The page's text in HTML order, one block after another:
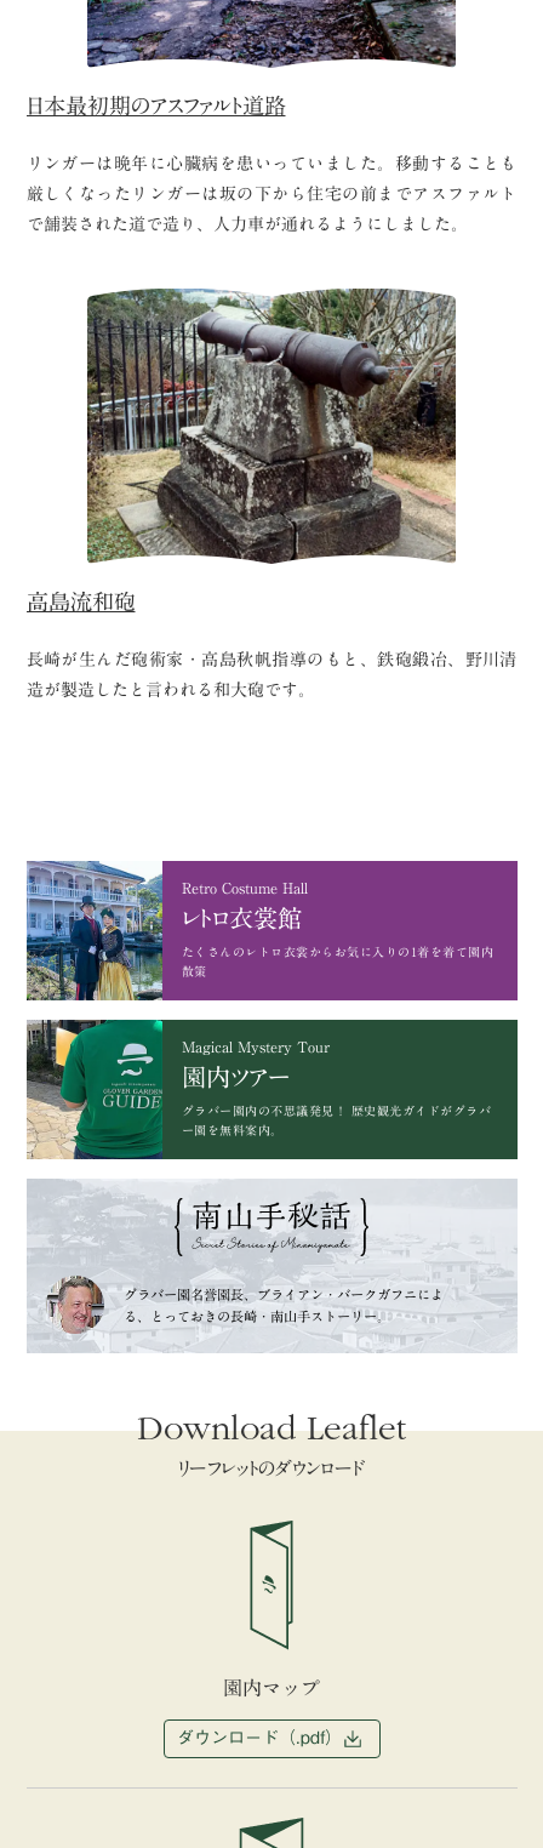
日本最初期のアスファルト道路
リンガーは晩年に心臓病を患いっていました。移動することも
厳しくなったリンガーは坂の下から住宅の前までアスファルト
で舗装された道で造り、人力車が通れるようにしました。
高島流和砲
長崎が生んだ砲術家・高島秋帆指導のもと、鉄砲鍛冶、野川清
造が製造したと言われる和大砲です。
Retro Costume Hall
レトロ衣裳館
たくさんのレトロ衣裳から お気に入りの1着を着て園内
散策
Magical Mystery Tour
園内ツアー
グラバー園内の不思議発見！
歴史観光ガイドがグラバ
ー園を無料案内。
グラバー園名誉園長、ブライアン・バークガフニによ
る、
とっておきの長崎・南山手ストーリー。
Download Leaflet
リーフレットのダウンロード
園内マップ
ダウンロード（.pdf）